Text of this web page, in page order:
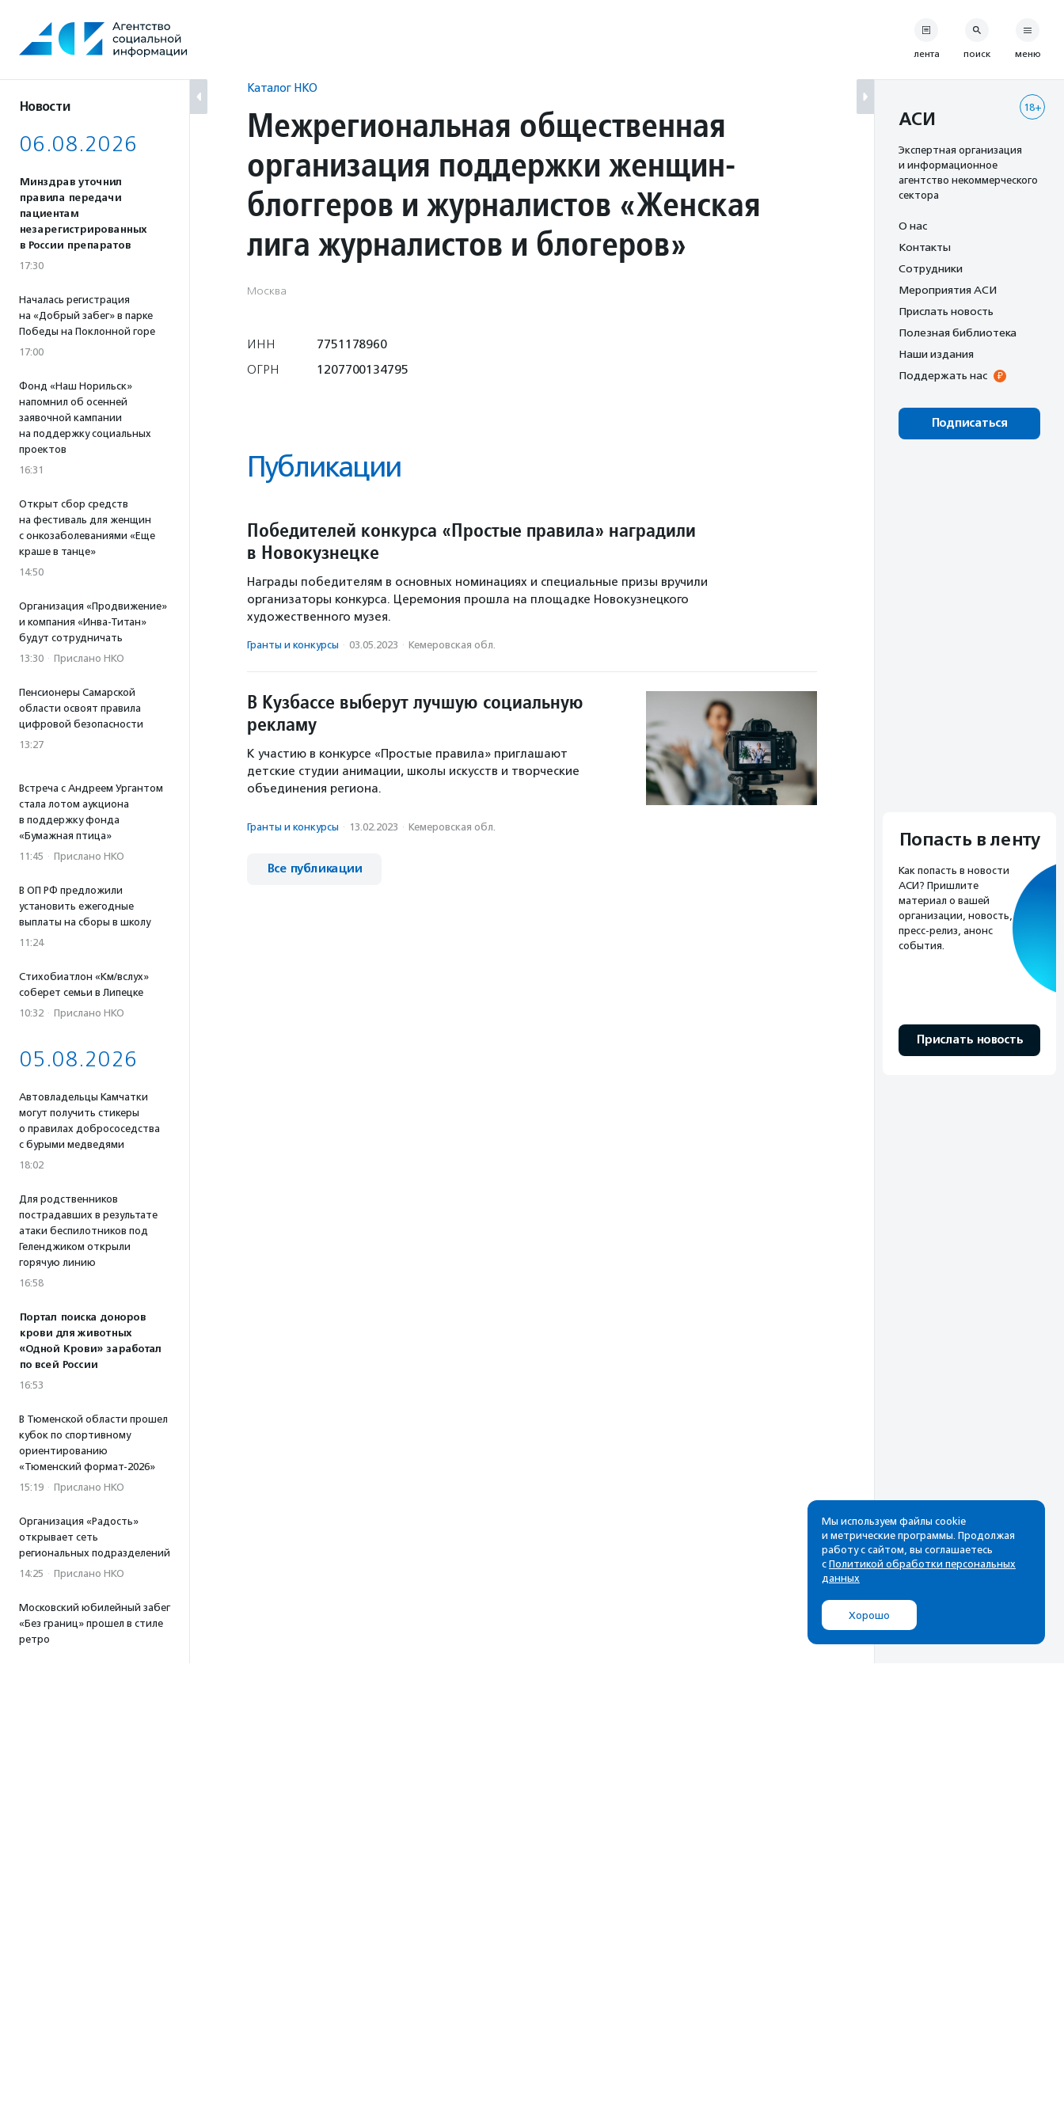
содержанию
Новости
06.08.2026
Минздрав уточнил
правила передачи
пациентам
незарегистрированных
в России препаратов
17:30
Началась регистрация
на «Добрый забег» в парке
Победы на Поклонной горе
17:00
Фонд «Наш Норильск»
напомнил об осенней
заявочной кампании
на поддержку социальных
проектов
16:31
Открыт сбор средств
на фестиваль для женщин
с онкозаболеваниями «Еще
краше в танце»
14:50
Организация «Продвижение»
и компания «Инва-Титан»
будут сотрудничать
13:30 · Прислано НКО
Пенсионеры Самарской
области освоят правила
цифровой безопасности
13:27
Встреча с Андреем Ургантом
стала лотом аукциона
в поддержку фонда
«Бумажная птица»
11:45 · Прислано НКО
В ОП РФ предложили
установить ежегодные
выплаты на сборы в школу
11:24
Стихобиатлон «Км/вслух»
соберет семьи в Липецке
10:32 · Прислано НКО
05.08.2026
Автовладельцы Камчатки
могут получить стикеры
о правилах добрососедства
с бурыми медведями
18:02
Для родственников
пострадавших в результате
атаки беспилотников под
Геленджиком открыли
горячую линию
16:58
Портал поиска доноров
крови для животных
«Одной Крови» заработал
по всей России
16:53
В Тюменской области прошел
кубок по спортивному
ориентированию
«Тюменский формат-2026»
15:19 · Прислано НКО
Организация «Радость»
открывает сеть
региональных подразделений
14:25 · Прислано НКО
Московский юбилейный забег
«Без границ» прошел в стиле
ретро
Каталог НКО
Межрегиональная общественная
организация поддержки женщин-
блоггеров и журналистов «Женская
лига журналистов и блогеров»
Москва
ИНН
7751178960
ОГРН
1207700134795
Публикации
Победителей конкурса «Простые правила» наградили
в Новокузнецке
Награды победителям в основных номинациях и специальные призы вручили
организаторы конкурса. Церемония прошла на площадке Новокузнецкого
художественного музея.
Гранты и конкурсы · 03.05.2023 · Кемеровская обл.
В Кузбассе выберут лучшую социальную
рекламу
К участию в конкурсе «Простые правила» приглашают
детские студии анимации, школы искусств и творческие
объединения региона.
Гранты и конкурсы · 13.02.2023 · Кемеровская обл.
Все публикации
лента поиск меню
18+
АСИ
Экспертная организация
и информационное
агентство некоммерческого
сектора
О нас
Контакты
Сотрудники
Мероприятия АСИ
Прислать новость
Полезная библиотека
Наши издания
Поддержать нас
Подписаться
Попасть в ленту
Как попасть в новости
АСИ? Пришлите
материал о вашей
организации, новость,
пресс-релиз, анонс
события.
Прислать новость
Рассылка
Cамые свежие новости,
почтовом ящике
Мы используем файлы cookie
и метрические программы. Продолжая
работу с сайтом, вы соглашаетесь
с Политикой обработки персональных
данных
Хорошо